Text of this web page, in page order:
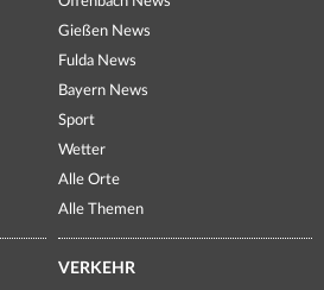
Gießen News
Fulda News
Bayern News
Sport
Wetter
Alle Orte
Alle Themen
VERKEHR